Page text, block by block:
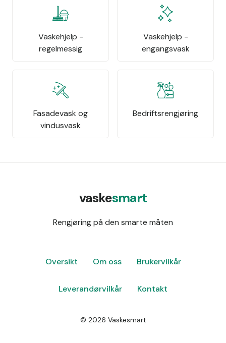
Vaskehjelp -
regelmessig
Vaskehjelp -
engangsvask
Fasadevask og
vindusvask
Bedriftsrengjøring
vaskesmart
Rengjøring på den smarte måten
Oversikt Om oss Brukervilkår
Leverandørvilkår Kontakt
© 2026 Vaskesmart